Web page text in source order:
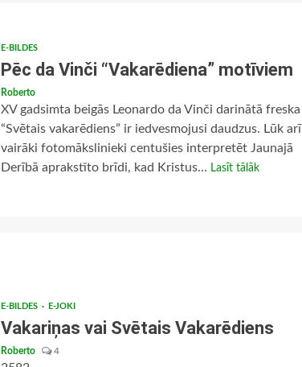
E-BILDES
Pēc da Vinči “Vakarēdiena” motīviem
Roberto
XV gadsimta beigās Leonardo da Vinči darinātā freska
“Svētais vakarēdiens” ir iedvesmojusi daudzus. Lūk arī
vairāki fotomākslinieki centušies interpretēt Jaunajā
Derībā aprakstīto brīdi, kad Kristus... Lasīt tālāk
E-BILDES E-JOKI
Vakariņas vai Svētais Vakarēdiens
Roberto 4